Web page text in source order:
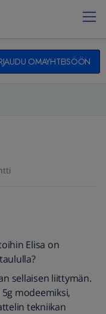
OMAYHTEISÖÖN
Elisa on
sellaisen liittymän.
modeemiksi,
tekniikan